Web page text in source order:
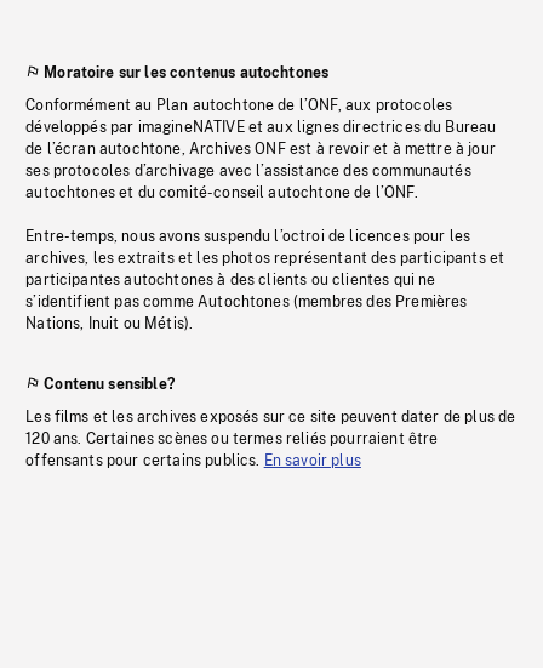
Moratoire sur les contenus autochtones
Conformément au Plan autochtone de l’ONF, aux protocoles
développés par imagineNATIVE et aux lignes directrices du Bureau
de l’écran autochtone, Archives ONF est à revoir et à mettre à jour
ses protocoles d’archivage avec l’assistance des communautés
autochtones et du comité-conseil autochtone de l’ONF.
Entre-temps, nous avons suspendu l’octroi de licences pour les
archives, les extraits et les photos représentant des participants et
participantes autochtones à des clients ou clientes qui ne
s’identifient pas comme Autochtones (membres des Premières
Nations, Inuit ou Métis).
Contenu sensible?
Les films et les archives exposés sur ce site peuvent dater de plus de
120 ans. Certaines scènes ou termes reliés pourraient être
offensants pour certains publics. En savoir plus